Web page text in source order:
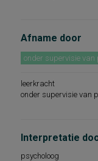
Afname door
onder supervisie van
leerkracht
onder supervisie van
Interpretatie
psycholoog